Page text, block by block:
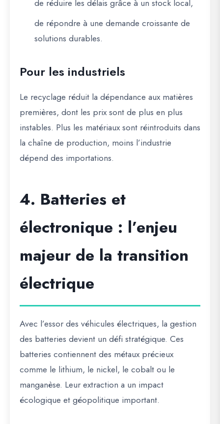
de réduire les délais grâce à un stock local,
de répondre à une demande croissante de
solutions durables.
Pour les industriels
Le recyclage réduit la dépendance aux matières
premières, dont les prix sont de plus en plus
instables. Plus les matériaux sont réintroduits dans
la chaîne de production, moins l’industrie
dépend des importations.
4. Batteries et
électronique : l’enjeu
majeur de la transition
électrique
Avec l’essor des véhicules électriques, la gestion
des batteries devient un défi stratégique. Ces
batteries contiennent des métaux précieux
comme le lithium, le nickel, le cobalt ou le
manganèse. Leur extraction a un impact
écologique et géopolitique important.